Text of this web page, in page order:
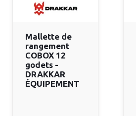
Mallette de
rangement
COBOX 12
godets -
DRAKKAR
ÉQUIPEMENT